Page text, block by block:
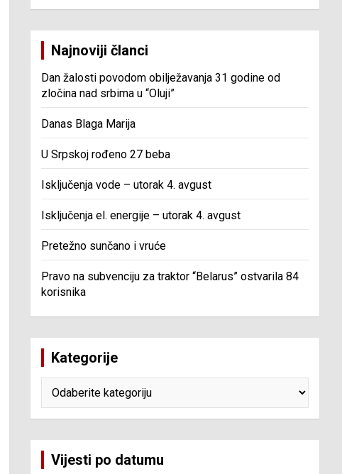
Najnoviji članci
Dan žalosti povodom obilježavanja 31 godine od
zločina nad srbima u “Oluji”
Danas Blaga Marija
U Srpskoj rođeno 27 beba
Isključenja vode – utorak 4. avgust
Isključenja el. energije – utorak 4. avgust
Pretežno sunčano i vruće
Pravo na subvenciju za traktor “Belarus” ostvarila 84
korisnika
Kategorije
Vijesti po datumu